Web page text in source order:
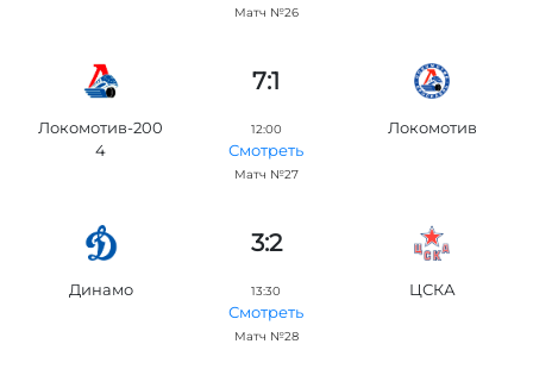
Матч №26
7:1
Локомотив-200
4
12:00
Смотреть
Матч №27
Локомотив
3:2
Динамо 13:30
Смотреть
Матч №28
ЦСКА